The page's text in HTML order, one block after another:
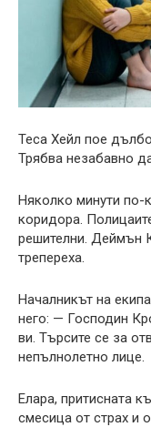
Теса Хейл пое
Трябва незабавно
Няколко минути по-
коридора.
решителни. Деймън
трепереха.
Началникът на
него: — Господин
ви. Търсите се за
непълнолетно лице.
Елaра, притисната
смесица от страх и